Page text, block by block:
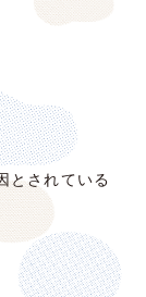
とされている